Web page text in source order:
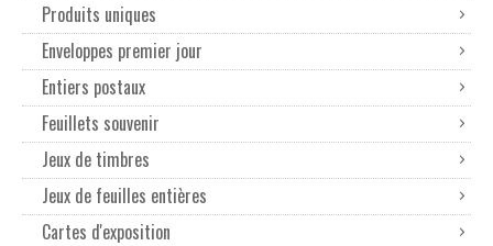
Produits uniques
Enveloppes premier jour
Entiers postaux
Feuillets souvenir
Jeux de timbres
Jeux de feuilles entières
Cartes d'exposition